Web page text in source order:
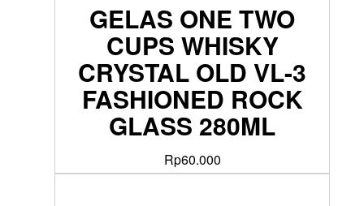
GELAS ONE TWO
CUPS WHISKY
CRYSTAL OLD VL-3
FASHIONED ROCK
GLASS 280ML
Rp60.000